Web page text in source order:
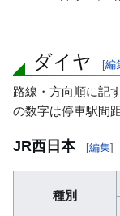
ダイヤ [編
路線・方向順に記
の数字は停車駅間
JR西日本 [編集]
種別